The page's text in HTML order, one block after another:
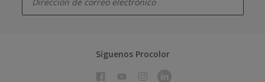
Síguenos Procolor